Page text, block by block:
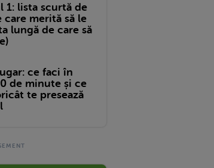
1: lista scurtă de
care merită să le
lungă de care să
ce faci în
de minute și ce
te presează